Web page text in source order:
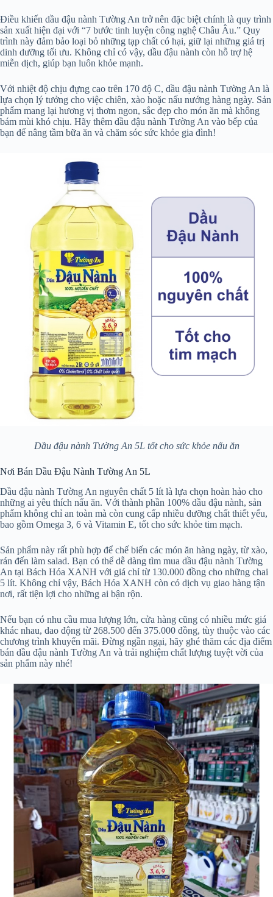
Điều khiến dầu đậu nành Tường An trở nên đặc biệt chính là quy trình
sản xuất hiện đại với “7 bước tinh luyện công nghệ Châu Âu.” Quy
trình này đảm bảo loại bỏ những tạp chất có hại, giữ lại những giá trị
dinh dưỡng tối ưu. Không chỉ có vậy, dầu đậu nành còn hỗ trợ hệ
miễn dịch, giúp bạn luôn khỏe mạnh.
Với nhiệt độ chịu đựng cao trên 170 độ C, dầu đậu nành Tường An là
lựa chọn lý tưởng cho việc chiên, xào hoặc nấu nướng hàng ngày. Sản
phẩm mang lại hương vị thơm ngon, sắc đẹp cho món ăn mà không
bám mùi khó chịu. Hãy thêm dầu đậu nành Tường An vào bếp của
bạn để nâng tầm bữa ăn và chăm sóc sức khỏe gia đình!
Dầu đậu nành Tường An 5L tốt cho sức khỏe nấu ăn
Nơi Bán Dầu Đậu Nành Tường An 5L
Dầu đậu nành Tường An nguyên chất 5 lít là lựa chọn hoàn hảo cho
những ai yêu thích nấu ăn. Với thành phần 100% dầu đậu nành, sản
phẩm không chỉ an toàn mà còn cung cấp nhiều dưỡng chất thiết yếu,
bao gồm Omega 3, 6 và Vitamin E, tốt cho sức khỏe tim mạch.
Sản phẩm này rất phù hợp để chế biến các món ăn hàng ngày, từ xào,
rán đến làm salad. Bạn có thể dễ dàng tìm mua dầu đậu nành Tường
An tại Bách Hóa XANH với giá chỉ từ 130.000 đồng cho những chai
5 lít. Không chỉ vậy, Bách Hóa XANH còn có dịch vụ giao hàng tận
nơi, rất tiện lợi cho những ai bận rộn.
Nếu bạn có nhu cầu mua lượng lớn, cửa hàng cũng có nhiều mức giá
khác nhau, dao động từ 268.500 đến 375.000 đồng, tùy thuộc vào các
chương trình khuyến mãi. Đừng ngần ngại, hãy ghé thăm các địa điểm
bán dầu đậu nành Tường An và trải nghiệm chất lượng tuyệt vời của
sản phẩm này nhé!